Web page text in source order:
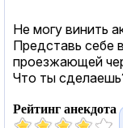
Не могу винить
Представь себе
проезжающей
Что ты
Рейтинг анекдота